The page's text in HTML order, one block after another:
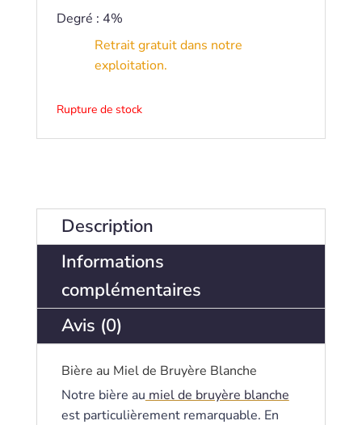
Degré : 4%
Retrait gratuit dans notre
exploitation.
Rupture de stock
Description
Informations
complémentaires
Avis (0)
Bière au Miel de Bruyère Blanche
Notre bière au miel de bruyère blanche
est particulièrement remarquable. En